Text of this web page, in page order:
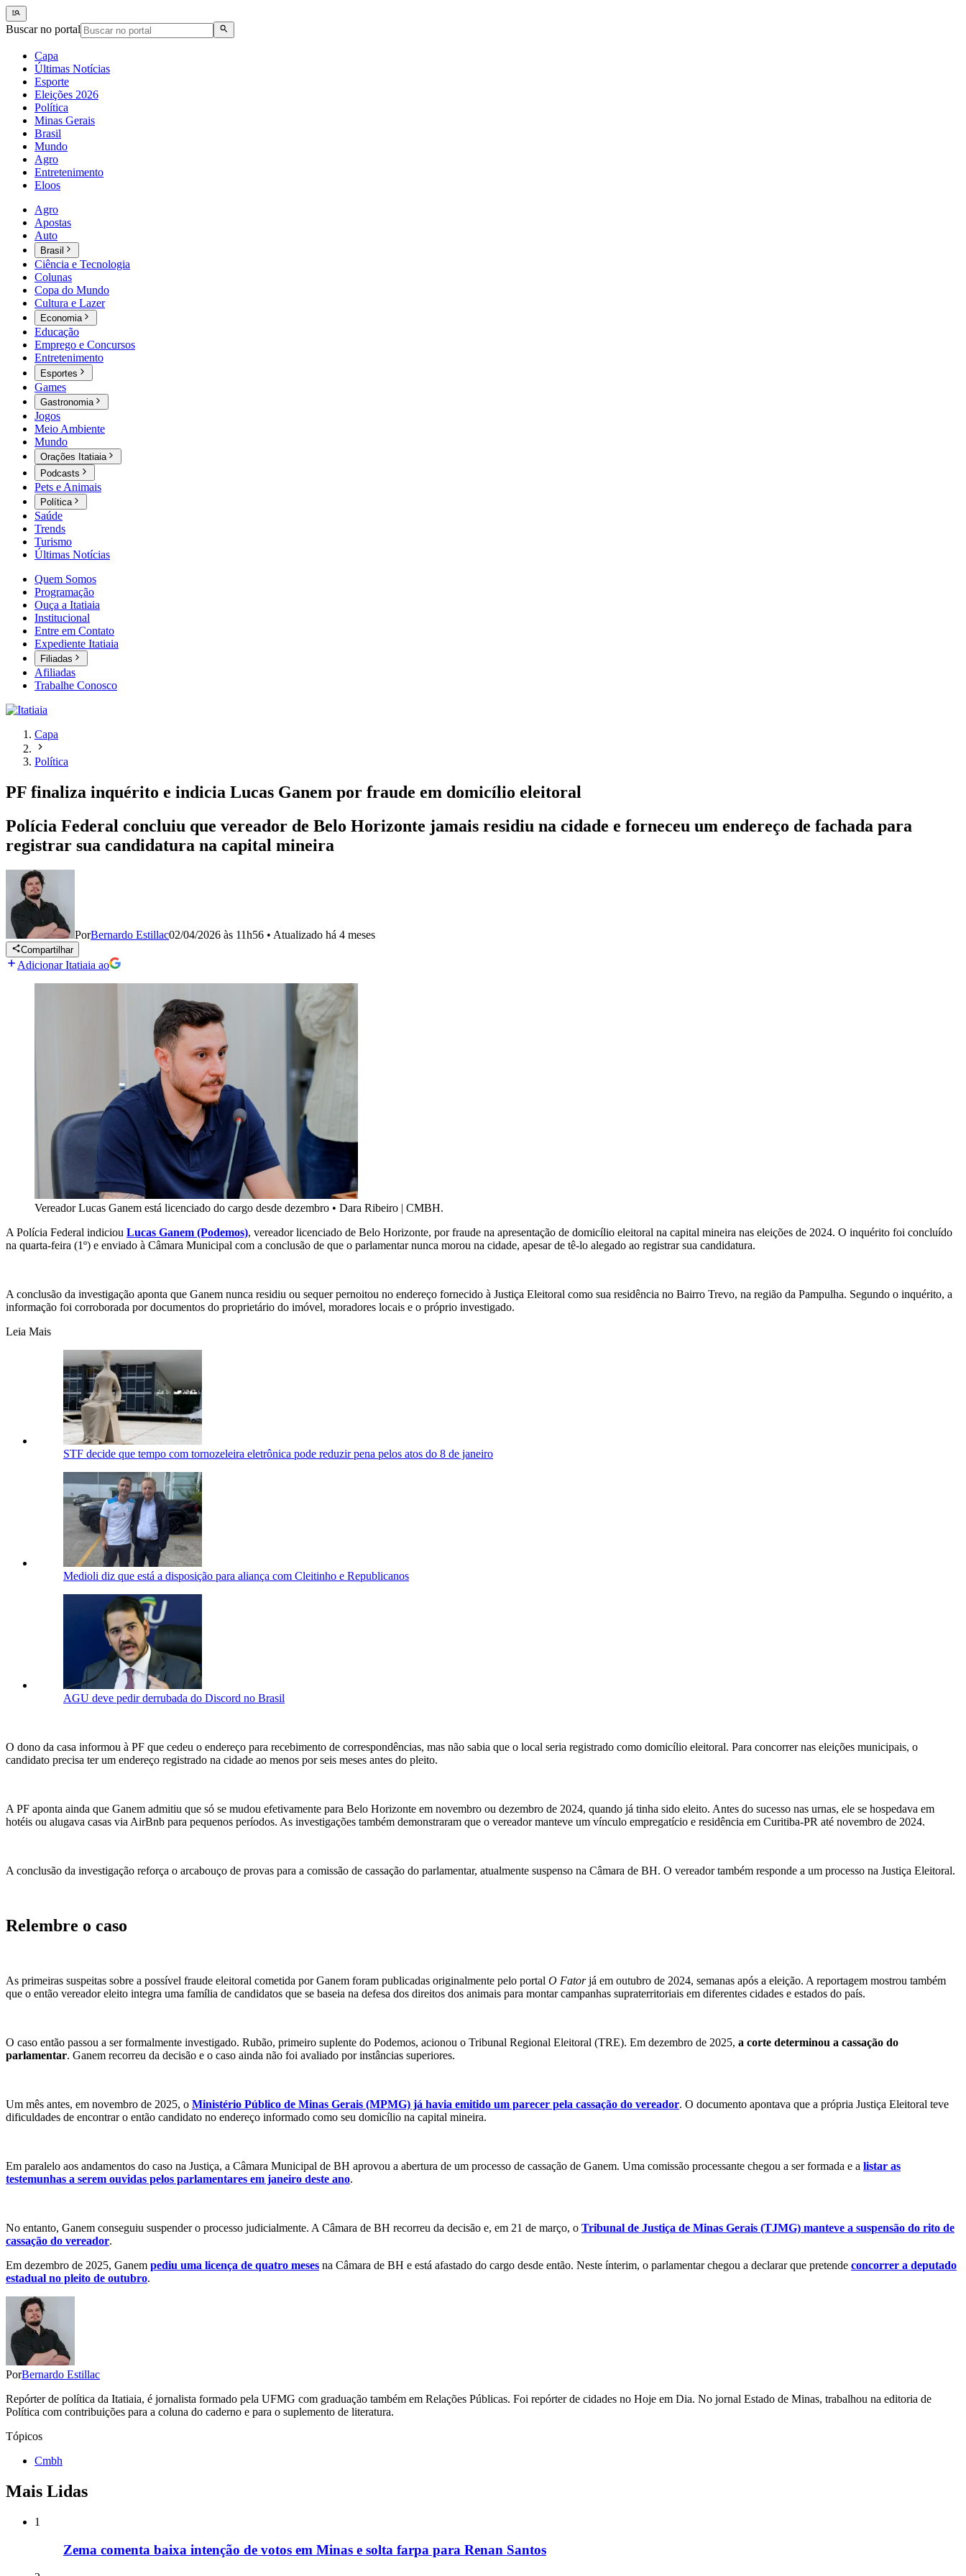
Buscar no portal
Capa
Últimas Notícias
Esporte
Eleições 2026
Política
Minas Gerais
Brasil
Mundo
Agro
Entretenimento
Eloos
Agro
Apostas
Auto
Brasil
Ciência e Tecnologia
Colunas
Copa do Mundo
Cultura e Lazer
Economia
Educação
Emprego e Concursos
Entretenimento
Esportes
Games
Gastronomia
Jogos
Meio Ambiente
Mundo
Orações Itatiaia
Podcasts
Pets e Animais
Política
Saúde
Trends
Turismo
Últimas Notícias
Quem Somos
Programação
Ouça a Itatiaia
Institucional
Entre em Contato
Expediente Itatiaia
Filiadas
Afiliadas
Trabalhe Conosco
Capa
Política
PF finaliza inquérito e indicia Lucas Ganem por fraude em domicílio eleitoral
Polícia Federal concluiu que vereador de Belo Horizonte jamais residiu na cidade e forneceu um endereço de fachada para
registrar sua candidatura na capital mineira
PorBernardo Estillac02/04/2026 às 11h56 • Atualizado há 4 meses
Compartilhar
Adicionar Itatiaia ao
Vereador Lucas Ganem está licenciado do cargo desde dezembro • Dara Ribeiro | CMBH.
A Polícia Federal indiciou Lucas Ganem (Podemos), vereador licenciado de Belo Horizonte, por fraude na apresentação de domicílio eleitoral na capital mineira nas eleições de 2024. O inquérito foi concluído
na quarta-feira (1º) e enviado à Câmara Municipal com a conclusão de que o parlamentar nunca morou na cidade, apesar de tê-lo alegado ao registrar sua candidatura.
A conclusão da investigação aponta que Ganem nunca residiu ou sequer pernoitou no endereço fornecido à Justiça Eleitoral como sua residência no Bairro Trevo, na região da Pampulha. Segundo o inquérito, a
informação foi corroborada por documentos do proprietário do imóvel, moradores locais e o próprio investigado.
Leia Mais
STF decide que tempo com tornozeleira eletrônica pode reduzir pena pelos atos do 8 de janeiro
Medioli diz que está a disposição para aliança com Cleitinho e Republicanos
AGU deve pedir derrubada do Discord no Brasil
O dono da casa informou à PF que cedeu o endereço para recebimento de correspondências, mas não sabia que o local seria registrado como domicílio eleitoral. Para concorrer nas eleições municipais, o
candidato precisa ter um endereço registrado na cidade ao menos por seis meses antes do pleito.
A PF aponta ainda que Ganem admitiu que só se mudou efetivamente para Belo Horizonte em novembro ou dezembro de 2024, quando já tinha sido eleito. Antes do sucesso nas urnas, ele se hospedava em
hotéis ou alugava casas via AirBnb para pequenos períodos. As investigações também demonstraram que o vereador manteve um vínculo empregatício e residência em Curitiba-PR até novembro de 2024.
A conclusão da investigação reforça o arcabouço de provas para a comissão de cassação do parlamentar, atualmente suspenso na Câmara de BH. O vereador também responde a um processo na Justiça Eleitoral.
Relembre o caso
As primeiras suspeitas sobre a possível fraude eleitoral cometida por Ganem foram publicadas originalmente pelo portal O Fatorjá em outubro de 2024, semanas após a eleição. A reportagem mostrou também
que o então vereador eleito integra uma família de candidatos que se baseia na defesa dos direitos dos animais para montar campanhas supraterritoriais em diferentes cidades e estados do país.
O caso então passou a ser formalmente investigado. Rubão, primeiro suplente do Podemos, acionou o Tribunal Regional Eleitoral (TRE). Em dezembro de 2025, a corte determinou a cassação do
parlamentar. Ganem recorreu da decisão e o caso ainda não foi avaliado por instâncias superiores.
Um mês antes, em novembro de 2025, o Ministério Público de Minas Gerais (MPMG) já havia emitido um parecer pela cassação do vereador. O documento apontava que a própria Justiça Eleitoral teve
dificuldades de encontrar o então candidato no endereço informado como seu domicílio na capital mineira.
Em paralelo aos andamentos do caso na Justiça, a Câmara Municipal de BH aprovou a abertura de um processo de cassação de Ganem. Uma comissão processante chegou a ser formada e a listar as
testemunhas a serem ouvidas pelos parlamentares em janeiro deste ano.
No entanto, Ganem conseguiu suspender o processo judicialmente. A Câmara de BH recorreu da decisão e, em 21 de março, o Tribunal de Justiça de Minas Gerais (TJMG) manteve a suspensão do rito de
cassação do vereador.
Em dezembro de 2025, Ganem pediu uma licença de quatro meses na Câmara de BH e está afastado do cargo desde então. Neste ínterim, o parlamentar chegou a declarar que pretende concorrer a deputado
estadual no pleito de outubro.
PorBernardo Estillac
Repórter de política da Itatiaia, é jornalista formado pela UFMG com graduação também em Relações Públicas. Foi repórter de cidades no Hoje em Dia. No jornal Estado de Minas, trabalhou na editoria de
Política com contribuições para a coluna do caderno e para o suplemento de literatura.
Tópicos
Cmbh
Mais Lidas
1
Zema comenta baixa intenção de votos em Minas e solta farpa para Renan Santos